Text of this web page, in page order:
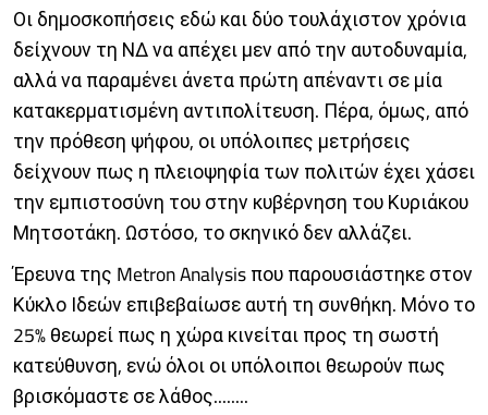
Οι δημοσκοπήσεις εδώ και δύο τουλάχιστον χρόνια
δείχνουν τη ΝΔ να απέχει μεν από την αυτοδυναμία,
αλλά να παραμένει άνετα πρώτη απέναντι σε μία
κατακερματισμένη αντιπολίτευση. Πέρα, όμως, από
την πρόθεση ψήφου, οι υπόλοιπες μετρήσεις
δείχνουν πως η πλειοψηφία των πολιτών έχει χάσει
την εμπιστοσύνη του στην κυβέρνηση του Κυριάκου
Μητσοτάκη. Ωστόσο, το σκηνικό δεν αλλάζει.
Έρευνα της Metron Analysis που παρουσιάστηκε στον
Κύκλο Ιδεών επιβεβαίωσε αυτή τη συνθήκη. Μόνο το
25% θεωρεί πως η χώρα κινείται προς τη σωστή
κατεύθυνση, ενώ όλοι οι υπόλοιποι θεωρούν πως
βρισκόμαστε σε λάθος........